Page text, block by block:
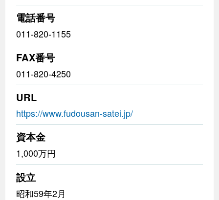
電話番号
011-820-1155
FAX番号
011-820-4250
URL
https://www.fudousan-satei.jp/
資本金
1,000万円
設立
昭和59年2月